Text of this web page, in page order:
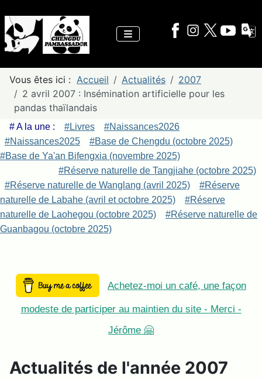
Vous êtes ici : Accueil Actualités
2007
2 avril 2007 : Insémination artificielle pour les
pandas thaïlandais
# A la une : #Livres
#Naissances2026
#Naissances2025
#Base de Chengdu (octobre 2025)
#Base de Ya'an Bifengxia (novembre 2025)
#Réserve naturelle de Tangjiahe (octobre 2025)
#Réserve naturelle de Wanglang (avril 2025)
#Réserve
naturelle de Labahe (avril et octobre 2025)
#Réserve
naturelle de Laohegou (octobre 2025)
#Réserve naturelle de
Guanbagou (octobre 2025)
Achetez-moi un café, une façon
modeste de participer au maintien du site - Merci -
Jérôme 🤗
Actualités de l'année 2007